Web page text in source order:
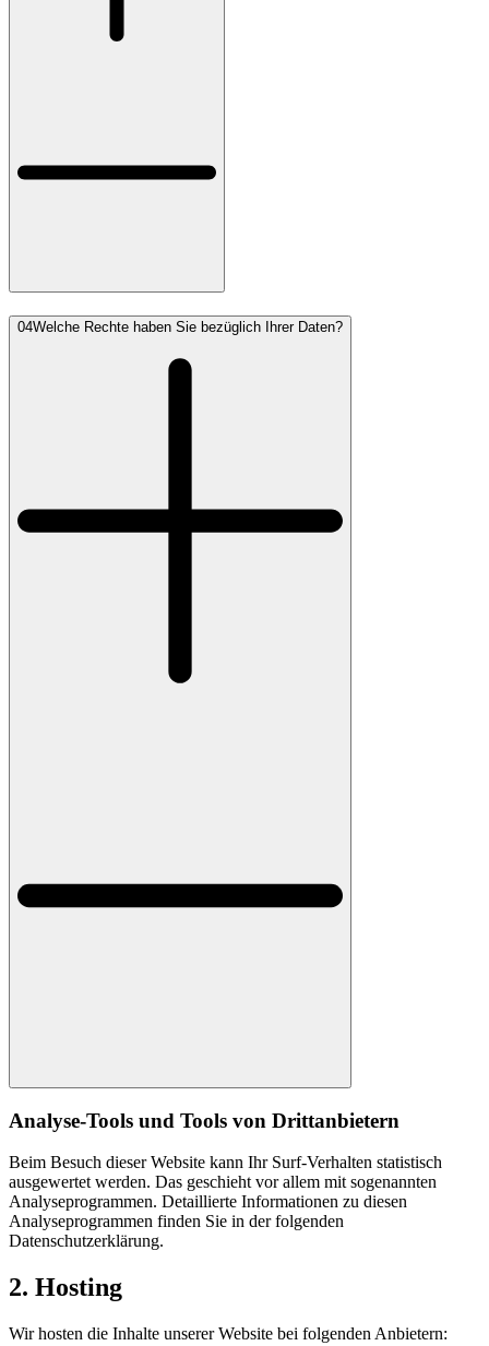
04Welche Rechte haben Sie bezüglich Ihrer Daten?
Analyse-Tools und Tools von Drittanbietern
Beim Besuch dieser Website kann Ihr Surf-Verhalten statistisch
ausgewertet werden. Das geschieht vor allem mit sogenannten
Analyseprogrammen. Detaillierte Informationen zu diesen
Analyseprogrammen finden Sie in der folgenden
Datenschutzerklärung.
2. Hosting
Wir hosten die Inhalte unserer Website bei folgenden Anbietern: